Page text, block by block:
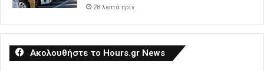
28 λεπτά πρίν
Ακολουθήστε το Hours.gr News